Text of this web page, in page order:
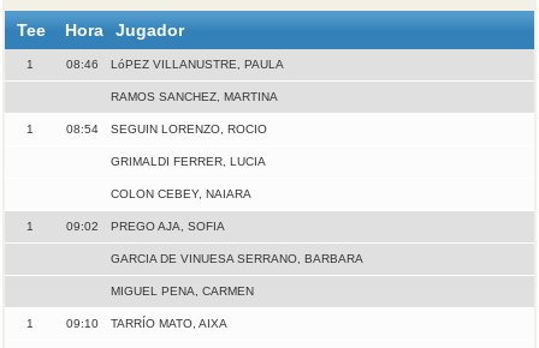
Tee Hora Jugador
1 08:46 LóPEZ VILLANUSTRE, PAULA
RAMOS SANCHEZ, MARTINA
1 08:54 SEGUIN LORENZO, ROCIO
GRIMALDI FERRER, LUCIA
COLON CEBEY, NAIARA
1 09:02 PREGO AJA, SOFIA
GARCIA DE VINUESA SERRANO, BARBARA
MIGUEL PENA, CARMEN
1 09:10 TARRÍO MATO, AIXA